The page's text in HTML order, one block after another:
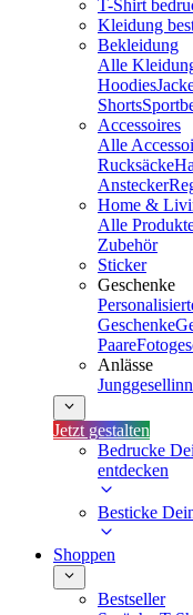
T-Shirt
Kleidung
Bekleidung
Alle
Hoodies
Shorts
Accessoires
Alle
Rucksäcke
Anstecker
Home &
Alle
Zubehör
Sticker
Geschenke
Geschenke
Paare
Anlässe
Jetzt gestalten
Bedrucke
entdecken
Besticke
Shoppen
Bestseller